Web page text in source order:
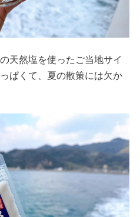
天然塩を使ったご当地サイ
ぱくて、夏の散策には欠か